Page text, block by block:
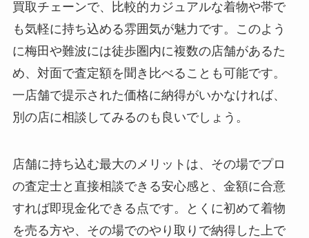
買取チェーンで、比較的カジュアルな着物や帯で
も気軽に持ち込める雰囲気が魅力です。このよう
に梅田や難波には徒歩圏内に複数の店舗があるた
め、対面で査定額を聞き比べることも可能です。
一店舗で提示された価格に納得がいかなければ、
別の店に相談してみるのも良いでしょう。
店舗に持ち込む最大のメリットは、その場でプロ
の査定士と直接相談できる安心感と、金額に合意
すれば即現金化できる点です。とくに初めて着物
を売る方や、その場でのやり取りで納得した上で